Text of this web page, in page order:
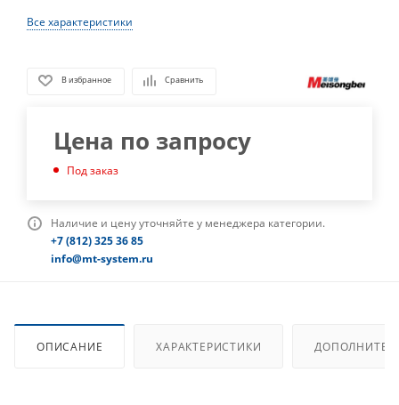
Все характеристики
В избранное Сравнить
Цена по запросу
Под заказ
Наличие и цену уточняйте у менеджера категории.
+7 (812) 325 36 85
info@mt-system.ru
ОПИСАНИЕ ХАРАКТЕРИСТИКИ